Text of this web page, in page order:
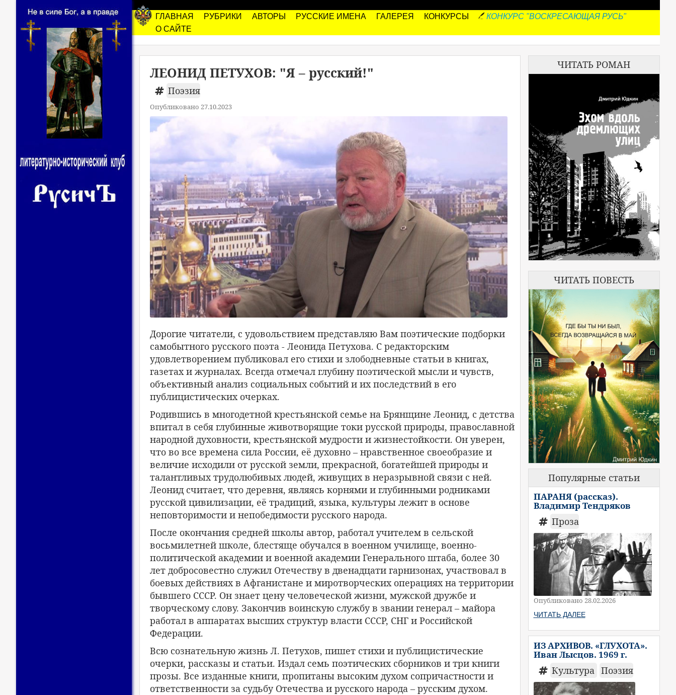
ГЛАВНАЯ РУБРИКИ АВТОРЫ РУССКИЕ ИМЕНА ГАЛЕРЕЯ КОНКУРСЫ
КОНКУРС "ВОСКРЕСАЮЩАЯ РУСЬ"
О САЙТЕ
ЛЕОНИД ПЕТУХОВ: "Я – русский!"
Поэзия
Опубликовано 27.10.2023
Дорогие читатели, с удовольствием представляю Вам поэтические подборки
самобытного русского поэта - Леонида Петухова. С редакторским
удовлетворением публиковал его стихи и злободневные статьи в книгах,
газетах и журналах. Всегда отмечал глубину поэтической мысли и чувств,
объективный анализ социальных событий и их последствий в его
публицистических очерках.
Родившись в многодетной крестьянской семье на Брянщине Леонид, с детства
впитал в себя глубинные животворящие токи русской природы, православной
народной духовности, крестьянской мудрости и жизнестойкости. Он уверен,
что во все времена сила России, её духовно – нравственное своеобразие и
величие исходили от русской земли, прекрасной, богатейшей природы и
талантливых трудолюбивых людей, живущих в неразрывной связи с ней.
Леонид считает, что деревня, являясь корнями и глубинными родниками
русской цивилизации, её традиций, языка, культуры лежит в основе
неповторимости и непобедимости русского народа.
После окончания средней школы автор, работал учителем в сельской
восьмилетней школе, блестяще обучался в военном училище, военно-
политической академии и военной академии Генерального штаба, более 30
лет добросовестно служил Отечеству в двенадцати гарнизонах, участвовал в
боевых действиях в Афганистане и миротворческих операциях на территории
бывшего СССР. Он знает цену человеческой жизни, мужской дружбе и
творческому слову. Закончив воинскую службу в звании генерал – майора
работал в аппаратах высших структур власти СССР, СНГ и Российской
Федерации.
Всю сознательную жизнь Л. Петухов, пишет стихи и публицистические
очерки, рассказы и статьи. Издал семь поэтических сборников и три книги
прозы. Все изданные книги, пропитаны высоким духом сопричастности и
ответственности за судьбу Отечества и русского народа – русским духом.
ЧИТАТЬ РОМАН
ЧИТАТЬ ПОВЕСТЬ
Популярные статьи
ПАРАНЯ (рассказ).
Владимир Тендряков
Проза
Опубликовано 28.02.2026
ЧИТАТЬ ДАЛЕЕ
ИЗ АРХИВОВ. «ГЛУХОТА».
Иван Лысцов. 1969 г.
Культура Поэзия